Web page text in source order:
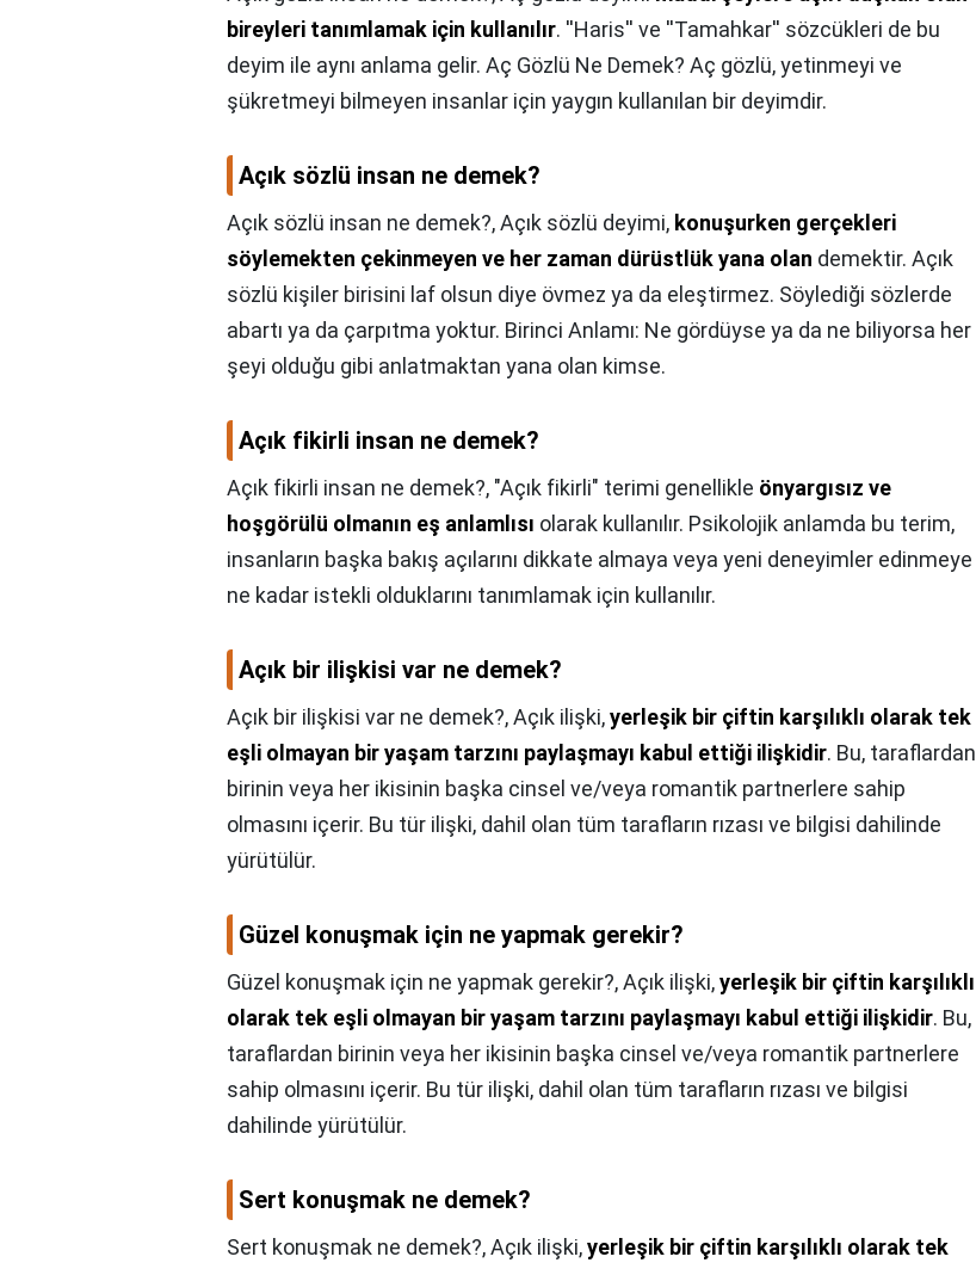
bireyleri tanımlamak için kullanılır. ''Haris'' ve ''Tamahkar'' sözcükleri de bu
deyim ile aynı anlama gelir. Aç Gözlü Ne Demek? Aç gözlü, yetinmeyi ve
şükretmeyi bilmeyen insanlar için yaygın kullanılan bir deyimdir.
Açık sözlü insan ne demek?
Açık sözlü insan ne demek?,Açık sözlü deyimi, konuşurken gerçekleri
söylemekten çekinmeyen ve her zaman dürüstlük yana olan demektir. Açık
sözlü kişiler birisini laf olsun diye övmez ya da eleştirmez. Söylediği sözlerde
abartı ya da çarpıtma yoktur. Birinci Anlamı: Ne gördüyse ya da ne biliyorsa her
şeyi olduğu gibi anlatmaktan yana olan kimse.
Açık fikirli insan ne demek?
Açık fikirli insan ne demek?, "Açık fikirli" terimi genellikle önyargısız ve
hoşgörülü olmanın eş anlamlısı olarak kullanılır. Psikolojik anlamda bu terim,
insanların başka bakış açılarını dikkate almaya veya yeni deneyimler edinmeye
ne kadar istekli olduklarını tanımlamak için kullanılır.
Açık bir ilişkisi var ne demek?
Açık bir ilişkisi var ne demek?,Açık ilişki,yerleşik bir çiftin karşılıklı olarak tek
eşli olmayan bir yaşam tarzını paylaşmayı kabul ettiği ilişkidir. Bu, taraflardan
birinin veya her ikisinin başka cinsel ve/veya romantik partnerlere sahip
olmasını içerir. Bu tür ilişki, dahil olan tüm tarafların rızası ve bilgisi dahilinde
yürütülür.
Güzel konuşmak için ne yapmak gerekir?
Güzel konuşmak için ne yapmak gerekir?,Açık ilişki,yerleşik bir çiftin karşılıklı
olarak tek eşli olmayan bir yaşam tarzını paylaşmayı kabul ettiği ilişkidir. Bu,
taraflardan birinin veya her ikisinin başka cinsel ve/veya romantik partnerlere
sahip olmasını içerir. Bu tür ilişki, dahil olan tüm tarafların rızası ve bilgisi
dahilinde yürütülür.
Sert konuşmak ne demek?
Sert konuşmak ne demek?,Açık ilişki,yerleşik bir çiftin karşılıklı olarak tek